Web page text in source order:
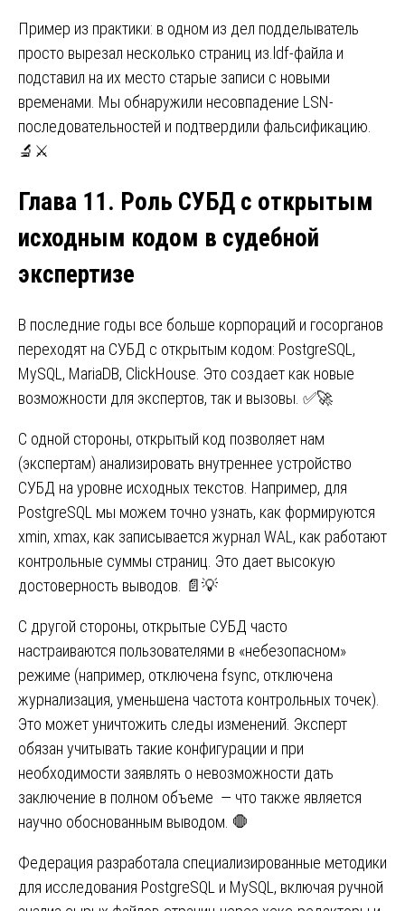
Пример из практики: в одном из дел подделыватель
просто вырезал несколько страниц из.ldf-файла и
подставил на их место старые записи с новыми
временами. Мы обнаружили несовпадение LSN-
последовательностей и подтвердили фальсификацию.
🔬⚔️
Глава 11. Роль СУБД с открытым
исходным кодом в судебной
экспертизе
В последние годы все больше корпораций и госорганов
переходят на СУБД с открытым кодом: PostgreSQL,
MySQL, MariaDB, ClickHouse. Это создает как новые
возможности для экспертов, так и вызовы. ✅🚀
С одной стороны, открытый код позволяет нам
(экспертам) анализировать внутреннее устройство
СУБД на уровне исходных текстов. Например, для
PostgreSQL мы можем точно узнать, как формируются
xmin, xmax, как записывается журнал WAL, как работают
контрольные суммы страниц. Это дает высокую
достоверность выводов. 📄💡
С другой стороны, открытые СУБД часто
настраиваются пользователями в «небезопасном»
режиме (например, отключена fsync, отключена
журнализация, уменьшена частота контрольных точек).
Это может уничтожить следы изменений. Эксперт
обязан учитывать такие конфигурации и при
необходимости заявлять о невозможности дать
заключение в полном объеме — что также является
научно обоснованным выводом. 🛑
Федерация разработала специализированные методики
для исследования PostgreSQL и MySQL, включая ручной